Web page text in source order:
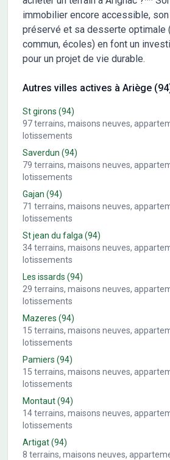
immobilier encore accessible,
préservé et sa desserte optimale
commun, écoles) en font un
pour un projet de vie durable.
Autres villes actives à Ariège
St girons (94)
97terrains, maisons neuves,
lotissements
Saverdun (94)
79 terrains, maisons neuves,
lotissements
Gajan (94)
71 terrains, maisons neuves,
lotissements
St jean du falga (94)
34terrains, maisons neuves,
lotissements
Les issards (94)
29 terrains, maisons neuves,
lotissements
Mazeres (94)
15 terrains, maisons neuves,
lotissements
Pamiers (94)
15 terrains, maisons neuves,
lotissements
Montaut(94)
14terrains, maisons neuves,
lotissements
Artigat(94)
8 terrains, maisons neuves,